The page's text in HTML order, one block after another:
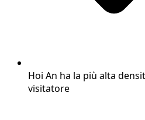
Hoi An ha la più alta
visitatore